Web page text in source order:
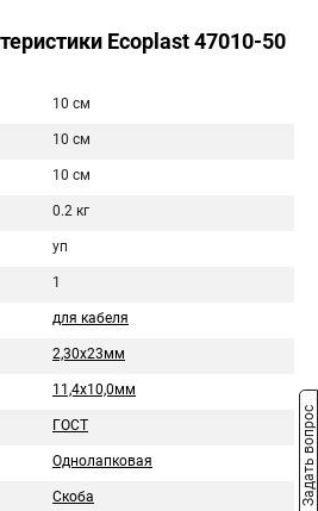
Ecoplast 47010-50
10 см
10 см
10 см
0.2 кг
уп
1
для кабеля
2,30х23мм
11,4х10,0мм
ГОСТ
Однолапковая
Скоба Задать вопрос